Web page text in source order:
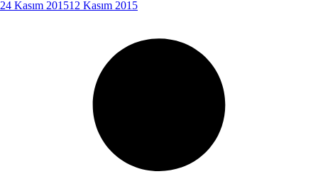
24 Kasım 201512 Kasım 2015